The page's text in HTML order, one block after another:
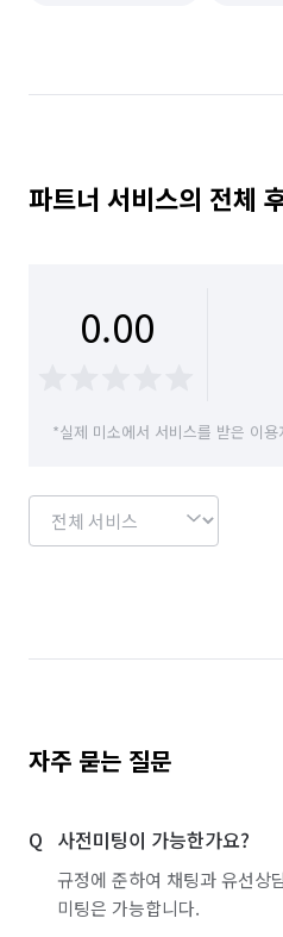
파트너 서비스의 전체
0.00
*실제 미소에서 서비스를 받은 이
자주 묻는 질문
사전미팅이 가능한가요?
규정에 준하여 채팅과 유선상
미팅은 가능합니다.